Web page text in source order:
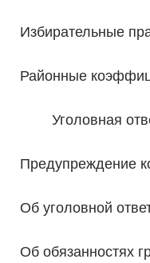
Избирательные
Районные
Уголовная
Предупреждение
Об уголовной
Об обязанностях